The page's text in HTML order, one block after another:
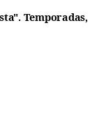
Temporadas,